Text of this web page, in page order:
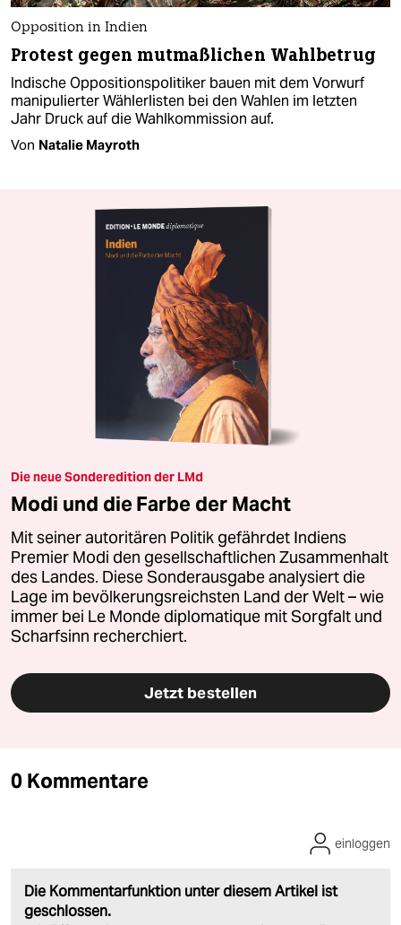
Opposition in Indien
Protest gegen mutmaßlichen Wahlbetrug
Indische Oppositionspolitiker bauen mit dem Vorwurf
manipulierter Wählerlisten bei den Wahlen im letzten
Jahr Druck auf die Wahlkommission auf.
Von Natalie Mayroth
Die neue Sonderedition der LMd
Modi und die Farbe der Macht
Mit seiner autoritären Politik gefährdet Indiens
Premier Modi den gesellschaftlichen Zusammenhalt
des Landes. Diese Sonderausgabe analysiert die
Lage im bevölkerungsreichsten Land der Welt – wie
immer bei Le Monde diplomatique mit Sorgfalt und
Scharfsinn recherchiert.
Jetzt bestellen
0 Kommentare
Die Kommentarfunktion unter diesem Artikel ist
geschlossen.
einloggen